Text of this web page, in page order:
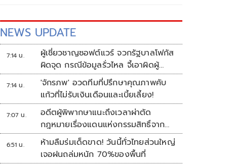
NEWS UPDATE
7:14 น.
ผู้เชี่ยวชาญซอฟต์แวร์ จวกรัฐบาลโฟกัส
ผิดจุด กรณีข้อมูลรั่วไหล จี้เอาผิดผู้
ควบคุม-เจ้าของระบบตามกฎหมาย
PDPA
7:14 น.
'จักรภพ' อวดทีมที่ปรึกษาคุณภาพคับ
แก้วที่ไม่รับเงินเดือนและเบี้ยเลี้ยง!
7:07 น.
อดีตผู้พิพากษาแนะถึงเวลาผ่าตัด
กฎหมายเรื่องแดนแห่งกรรมสิทธิ์จาก
สวรรค์ถึงนรก!
6:51 น.
ห้ามลืมร่มเด็ดขาด! วันนี้ทั่วไทยส่วนใหญ่
เจอฝนถล่มหนัก 70%ของพื้นที่